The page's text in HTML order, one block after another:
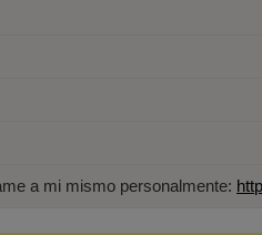
a mi mismo personalmente: